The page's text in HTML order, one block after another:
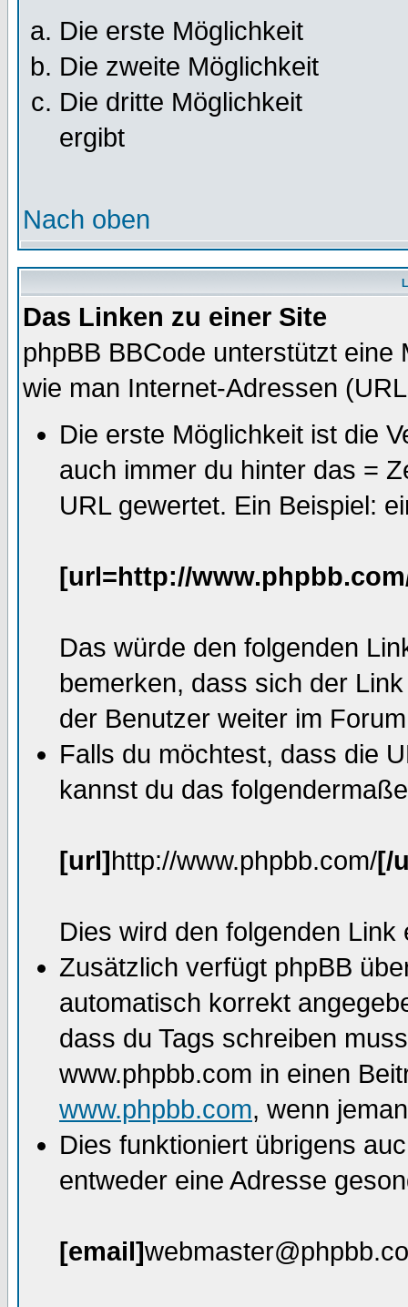
Die erste Möglichkeit
Die zweite Möglichkeit
Die dritte Möglichkeit
ergibt
Nach oben
Das Linken zu einer Site
phpBB BBCode unterstützt
wie man Internet-Adressen
Die erste Möglichkeit ist die
auch immer du hinter das =
URL gewertet. Ein Beispiel:
[url=http://
Das würde den folgenden
bemerken, dass sich der
der Benutzer weiter im
Falls du möchtest, dass die
kannst du das
[url]http://www.phpbb.com/[/
Dies wird den folgenden
Zusätzlich verfügt phpBB
automatisch korrekt
dass du Tags schreiben
www.phpbb.com in einen
www.phpbb.com, wenn
Dies funktioniert übrigens
entweder eine Adresse
[email]